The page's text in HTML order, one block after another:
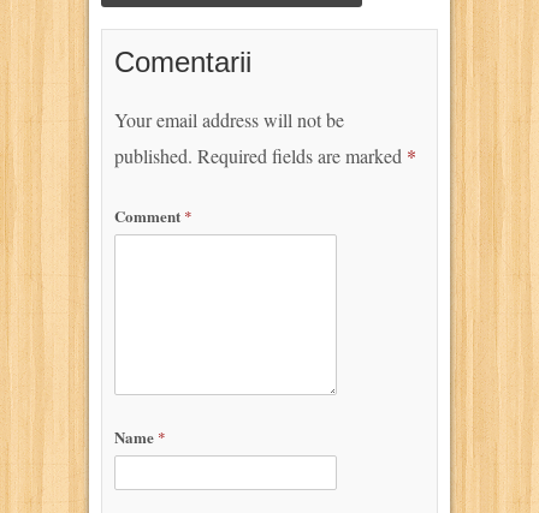
Comentarii
Your email address will not be
published. Required fields are marked *
Comment *
Name *